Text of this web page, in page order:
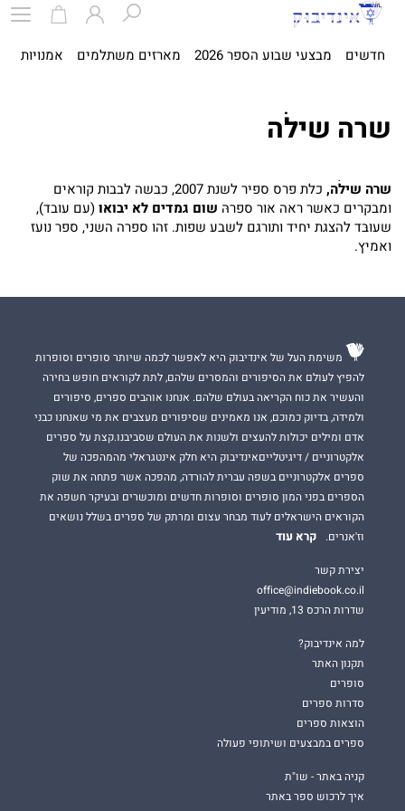
חדשים מבצעי שבוע הספר 2026 מארזים משתלמים אמנויות
שרה שילֹה
שרה שילֹה,
כלת פרס ספיר לשנת 2007, כבשה לבבות קוראים
ומבקרים כאשר ראה אור ספרהּ שום גמדים לא יבואו(עם עובד),
שעוּבּד להצגת יחיד ותורגם לשבע שפות. זהו ספרה השני, ספר נועז
ואמיץ.
משימת העל של אינדיבוק היא לאפשר לכמה שיותר סופרים וסופרות
להפיץ לעולם את הסיפורים והמסרים שלהם, לתת לקוראים חופש בחירה
והעשיר את כוח הקריאה בעולם שלהם. אנחנו אוהבים ספרים, סיפורים
ולמידה, בדיוק כמוכם, אנו מאמינים שסיפורים מעצבים את מי שאנחנו כבני
אדם ומילים יכולות להעצים ולשנות את העולם שסביבנו.קצת על ספרים
אלקטרוניים / דיגיטלייםאינדיבוק היא חלק אינטגראלי מהמהפכה של
ספרים אלקטרוניים בשפה עברית להורדה, מהפכה אשר פתחה את שוק
הספרים בפני המון סופרים וסופרות חדשים ומוכשרים ובעיקר חשפה את
הקוראים הישראלים לעוד מבחר עצום ומרתק של ספרים בשלל נושאים
וז'אנרים.
קרא עוד
יצירת קשר
office@indiebook.co.il
שדרות הרכס 13, מודיעין
למה אינדיבוק?
תקנון האתר
סופרים
סדרות ספרים
הוצאות ספרים
ספרים במבצעים ושיתופי פעולה
קניה באתר - שו"ת
איך לרכוש ספר באתר